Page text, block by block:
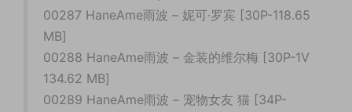
00287 HaneAme雨波 – 妮可·罗宾 [30P-118.65
MB]
00288 HaneAme雨波 – 金装的维尔梅 [30P-1V
134.62 MB]
00289 HaneAme雨波 – 宠物女友 猫 [34P-